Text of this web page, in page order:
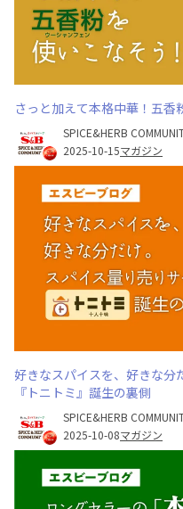
さっと加えて本格中華！五香
SPICE&HERB
2025-10-15マガジン
好きなスパイスを、好きな分
『トニトミ』誕生の裏側
SPICE&HERB
2025-10-08マガジン